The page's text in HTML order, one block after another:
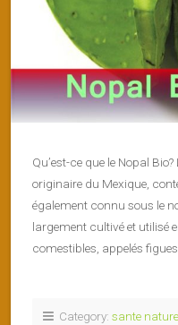
Qu’est-ce que le Nopal
originaire du Mexique,
également connu sous le
largement cultivé et utilisé
comestibles, appelés
Category: sante